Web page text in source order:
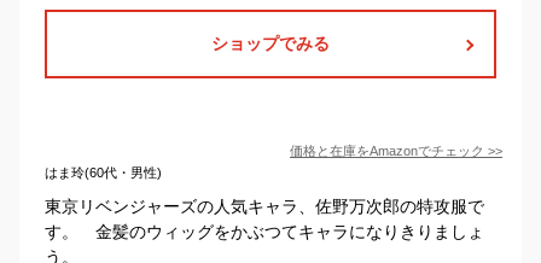
ショップでみる
価格と在庫をAmazonでチェック >>
はま玲(60代・男性)
東京リベンジャーズの人気キャラ、佐野万次郎の特攻服で
す。 金髪のウィッグをかぶつてキャラになりきりましょ
う。